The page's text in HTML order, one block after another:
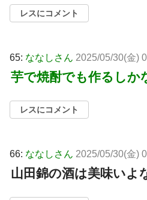
レスにコメント
65: ななしさん 2025/05/30(金)
芋で焼酎でも作るしか
レスにコメント
66: ななしさん 2025/05/30(金)
山田錦の酒は美味いよ